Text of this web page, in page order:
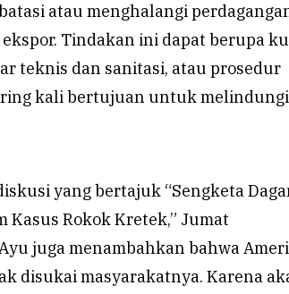
atau menghalangi
Tindakan ini dapat berupa
teknis dan sanitasi, atau prosedur
kali bertujuan untuk melindungi
yang bertajuk “Sengketa
Rokok Kretek,” Jumat
juga menambahkan bahwa
disukai masyarakatnya. Karena